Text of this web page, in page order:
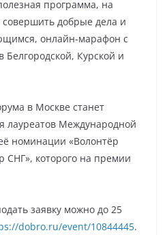
программа, на
добрые дела и
онлайн-марафон с
Курской и
в Москве станет
лауреатов Международной
номинации «Волонтёр
СНГ», которого на премии
заявку можно до 25
dobro.ru/event/10844445.